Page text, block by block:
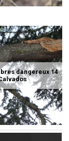
dangereux 14